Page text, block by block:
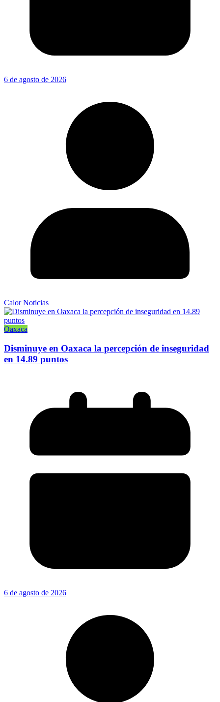
6 de agosto de 2026
Calor Noticias
Oaxaca
Disminuye en Oaxaca la percepción de inseguridad
en 14.89 puntos
6 de agosto de 2026